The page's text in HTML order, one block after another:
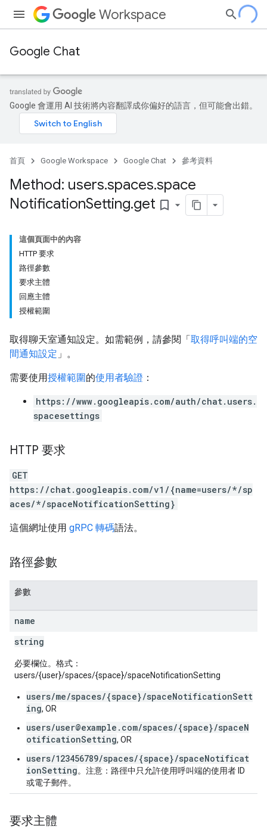
Workspace
Google Chat
Google 會運用 AI 技術將內容翻譯成你偏好的語言，但可能會出錯。
首頁 Google Workspace Google Chat 參考資料
Method: users.spaces.space
NotificationSetting.get bookmark_border
這個頁面中的內容
HTTP 要求
路徑參數
要求主體
回應主體
授權範圍
取得聊天室通知設定。如需範例，請參閱「取得呼叫端的空
間通知設定 」。
需要使用授權範圍的使用者驗證 ：
https://www.googleapis.com/auth/chat.users.
spacesettings
HTTP 要求
GET
https://chat.googleapis.com/v1/{name=users/*/sp
aces/*/spaceNotificationSetting}
這個網址使用 gRPC 轉碼語法。
路徑參數
參數
name
string
必要欄位。格式：
users/{user}/spaces/{space}/spaceNotificationSetting
users/me/spaces/{space}/spaceNotificationSett
ing, OR
users/user@example.com/spaces/{space}/spaceN
otificationSetting, OR
users/123456789/spaces/{space}/spaceNotificat
ionSetting。注意：路徑中只允許使用呼叫端的使用者 ID
或電子郵件。
要求主體